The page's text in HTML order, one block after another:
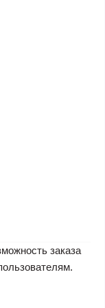
заказа